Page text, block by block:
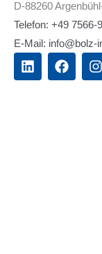
D-88260
Telefon: +49 7566-
E-Mail: info@bolz-
L
i
F
a
I
n